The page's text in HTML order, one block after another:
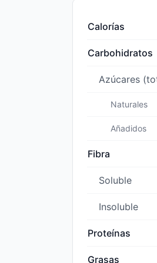
Calorías
Carbohidratos
Azúcares
Naturales
Añadidos
Fibra
Soluble
Insoluble
Proteínas
Grasas